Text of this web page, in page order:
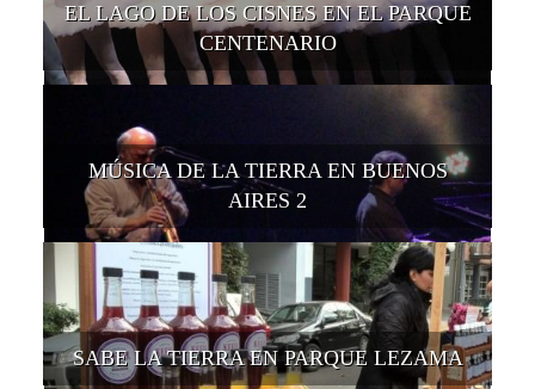
EL LAGO DE LOS CISNES EN EL PARQUE
CENTENARIO
MÚSICA DE LA TIERRA EN BUENOS
AIRES 2
SABE LA TIERRA EN PARQUE LEZAMA